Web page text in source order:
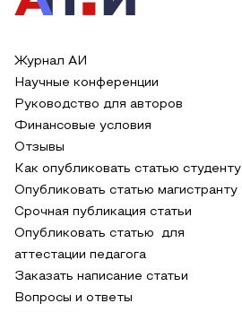
Журнал АИ
Научные конференции
Руководство для авторов
Финансовые условия
Отзывы
Как опубликовать статью студенту
Опубликовать статью магистранту
Срочная публикация статьи
Опубликовать статью для
аттестации педагога
Заказать написание статьи
Вопросы и ответы